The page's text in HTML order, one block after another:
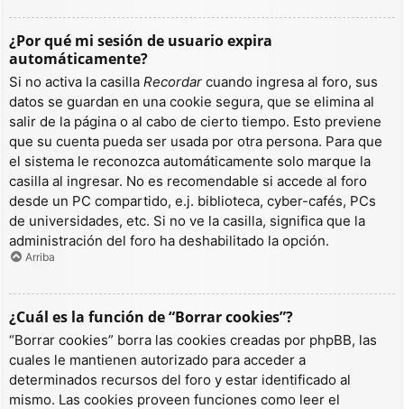
¿Por qué mi sesión de usuario expira
automáticamente?
Si no activa la casilla Recordar cuando ingresa al foro, sus
datos se guardan en una cookie segura, que se elimina al
salir de la página o al cabo de cierto tiempo. Esto previene
que su cuenta pueda ser usada por otra persona. Para que
el sistema le reconozca automáticamente solo marque la
casilla al ingresar. No es recomendable si accede al foro
desde un PC compartido, e.j. biblioteca, cyber-cafés, PCs
de universidades, etc. Si no ve la casilla, significa que la
administración del foro ha deshabilitado la opción.
Arriba
¿Cuál es la función de “Borrar cookies”?
“Borrar cookies” borra las cookies creadas por phpBB, las
cuales le mantienen autorizado para acceder a
determinados recursos del foro y estar identificado al
mismo. Las cookies proveen funciones como leer el